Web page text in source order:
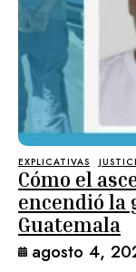
EXPLICATIVAS
Cómo el
encendió la
Guatemala
agosto 4,